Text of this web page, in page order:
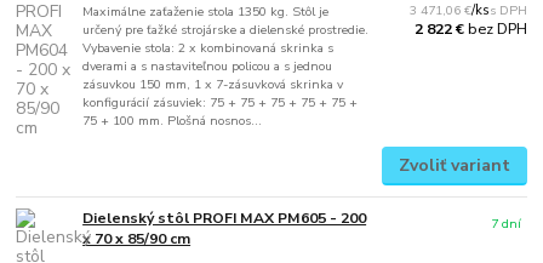
Maximálne zaťaženie stola 1350 kg. Stôl je
určený pre ťažké strojárske a dielenské prostredie.
Vybavenie stola: 2 x kombinovaná skrinka s
dverami a s nastaviteľnou policou a s jednou
zásuvkou 150 mm, 1 x 7-zásuvková skrinka v
konfigurácií zásuviek: 75 + 75 + 75 + 75 + 75 +
75 + 100 mm. Plošná nosnos...
3 471,06 €/ks
2 822 €bez DPH
Zvoliť variant
Dielenský stôl PROFI MAX PM605 - 200
x 70 x 85/90 cm
7 dní